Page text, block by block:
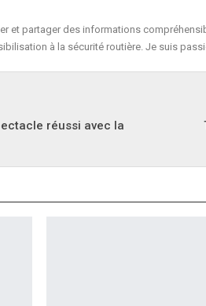
et partager des informations
à la sécurité routière. Je suis
réussi avec la